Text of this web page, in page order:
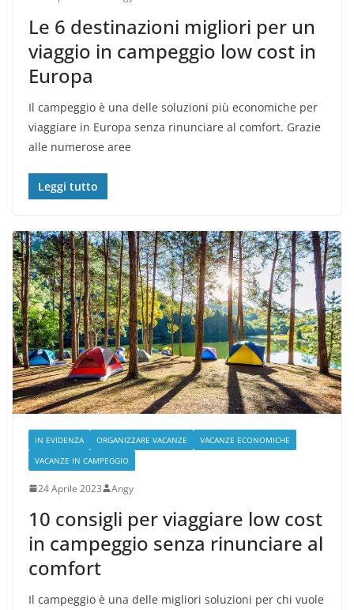
Le 6 destinazioni migliori per un
viaggio in campeggio low cost in
Europa
Il campeggio è una delle soluzioni più economiche per
viaggiare in Europa senza rinunciare al comfort. Grazie
alle numerose aree
Leggi tutto
IN EVIDENZA ORGANIZZARE VACANZE
VACANZE ECONOMICHE
VACANZE IN CAMPEGGIO
24 Aprile 2023 Angy
10 consigli per viaggiare low cost
in campeggio senza rinunciare al
comfort
Il campeggio è una delle migliori soluzioni per chi vuole